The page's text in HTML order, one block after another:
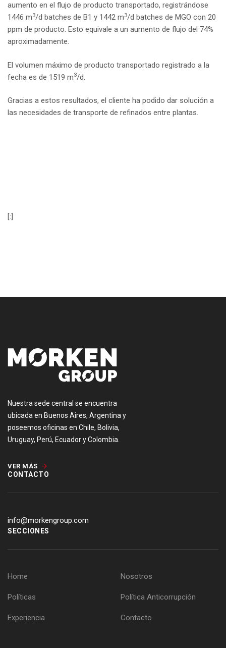
aumento en el flujo de producto transportado, registrándose
1446 m3/d batches de B1 y 1442 m3/d batches de MGO con 20
ppm de producto. Esto equivale a un aumento de flujo del 74%
aproximadamente.
El volumen máximo de producto transportado registrado a la
fecha es de 1519 m3/d.
Gracias a estos resultados, el cliente ha podido dar solución a
las necesidades de transporte de refinados entre plantas.
[:]
Nuestra sede central se encuentra
ubicada en Buenos Aires, Argentina y
poseemos oficinas en Chile, Bolivia,
Uruguay, Perú, Ecuador y Colombia.
VER MÁS
CONTACTO
info@morkengroup.com
SECCIONES
Home Nosotros
Políticas Política Anticorrupción
Experiencia Contacto